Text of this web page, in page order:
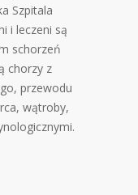
Szpitala
i leczeni są
schorzeń
chorzy z
przewodu
wątroby,